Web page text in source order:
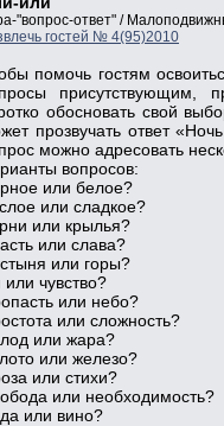
"вопрос-ответ" /
гостей № 4(95)2010
помочь гостям
присут­ствующим,
обосно­вать свой
прозвучать ответ
можно адресовать
вопросов:
или белое?
или сладкое?
или крылья?
или слава?
или горы?
чувство?
или небо?
или сложность?
или жара?
или железо?
или стихи?
или необходимость?
или вино?